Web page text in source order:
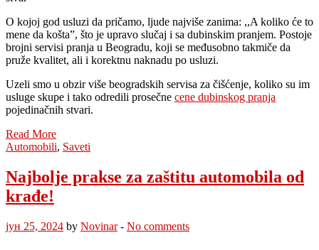
O kojoj god usluzi da pričamo, ljude najviše zanima: ,,A koliko će to
mene da košta”, što je upravo slučaj i sa dubinskim pranjem. Postoje
brojni servisi pranja u Beogradu, koji se međusobno takmiče da
pruže kvalitet, ali i korektnu naknadu po usluzi.
Uzeli smo u obzir više beogradskih servisa za čišćenje, koliko su im
usluge skupe i tako odredili prosečne cene dubinskog pranja
pojedinačnih stvari.
Read More
Automobili, Saveti
Najbolje prakse za zaštitu automobila od
krađe!
јун 25, 2024 by Novinar- No comments